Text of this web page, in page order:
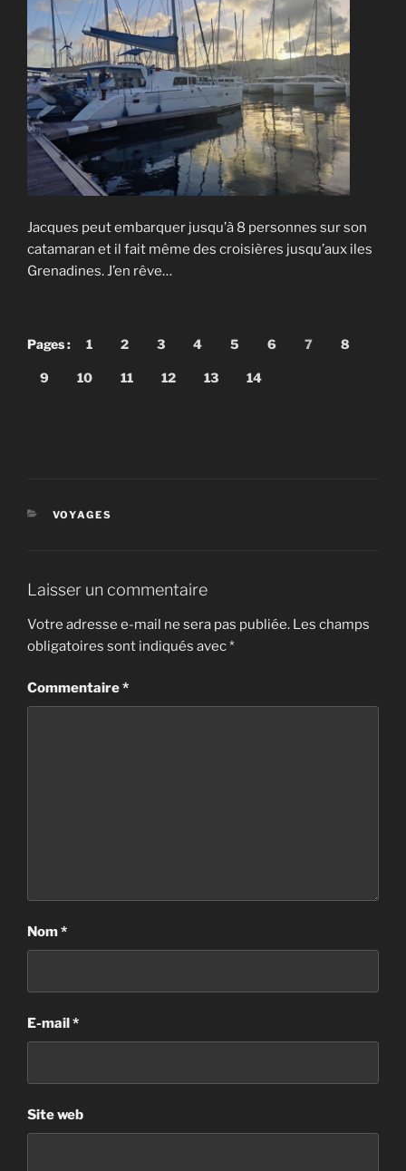
Jacques peut embarquer jusqu’à 8 personnes sur son
catamaran et il fait même des croisières jusqu’aux iles
Grenadines. J’en rêve…
Pages : 1 2 3 4 5 6 7 8
9 10 11 12 13 14
CATÉGORIES
VOYAGES
Laisser un commentaire
Votre adresse e-mail ne sera pas publiée. Les champs
obligatoires sont indiqués avec*
Commentaire*
Nom*
E-mail*
Site web